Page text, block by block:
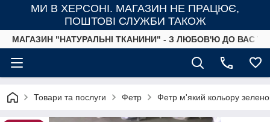
МИ В ХЕРСОНІ. МАГАЗИН НЕ ПРАЦЮЄ,
ПОШТОВІ СЛУЖБИ ТАКОЖ
МАГАЗИН "НАТУРАЛЬНІ ТКАНИНИ" - З ЛЮБОВ'Ю ДО ВАС
Товари та послуги Фетр Фетр м'який кольору